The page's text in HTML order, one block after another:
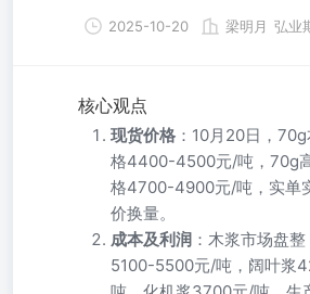
2025-10-20 梁明月 弘业
核心观点
现货价格 ：10月20日，
格4400-4500元/吨，70g
格4700-4900元/吨，实单
价换量。
成本及利润 ：木浆市场盘
5100-5500元/吨，阔叶浆